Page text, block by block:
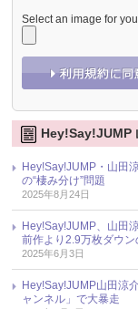
Select an image for
Hey!Say!JUMP
Hey!Say!JUMP・山田
の“棲み分け”問題
2025年8月24日
Hey!Say!JUMP、山田
前作より2.9万枚ダウン
2025年6月3日
Hey!Say!JUMP山田涼
ャンネル」で大暴走